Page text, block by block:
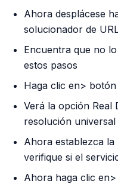
Ahora desplácese
solucionador de
Encuentra que no
estos pasos
Haga clic en>
Verá la opción Real
resolución universal
Ahora establezca
verifique si el
Ahora haga clic